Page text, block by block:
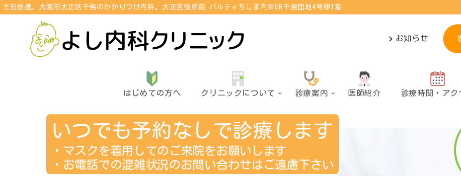
土日診療。大阪市大正区千島のかかりつけ内科。 大正区役所前 パルティちしま内※UR千島団地4号棟1階
お知らせ
はじめての方へ クリニックについて 診療案内 医師紹介 診療時間・アク
いつでも予約なしで診療します
・マスクを着用してのご来院をお願いします
・お電話での混雑状況のお問い合わせはご遠慮下さい